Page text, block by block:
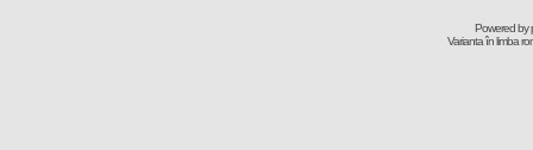
Powered by
Varianta în limba